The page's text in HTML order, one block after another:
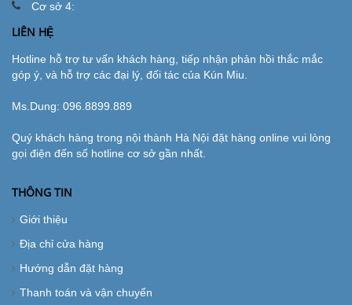
Cơ sở 4:
LIÊN HỆ
Hotline hỗ trợ tư vấn khách hàng, tiếp nhận phản hồi thắc mắc
góp ý, và hỗ trợ các đại lý, đối tác của Kún Miu.
Ms.Dung: 096.8899.889
Quý khách hàng trong nội thành Hà Nội đặt hàng online vui lòng
gọi điện đến số hotline cơ sở gần nhất.
THÔNG TIN
Giới thiệu
Địa chỉ cửa hàng
Hướng dẫn đặt hàng
Thanh toán và vận chuyển